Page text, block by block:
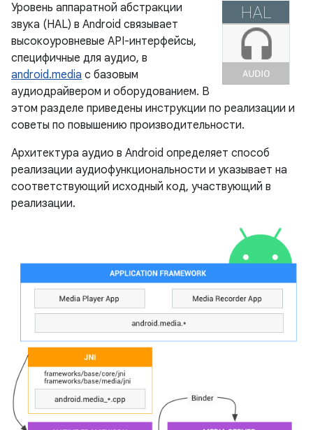
Уровень аппаратной абстракции
звука (HAL) в Android связывает
высокоуровневые API-интерфейсы,
специфичные для аудио, в
android.media с базовым
аудиодрайвером и оборудованием. В
этом разделе приведены инструкции по реализации и
советы по повышению производительности.
Архитектура аудио в Android определяет способ
реализации аудиофункциональности и указывает на
соответствующий исходный код, участвующий в
реализации.